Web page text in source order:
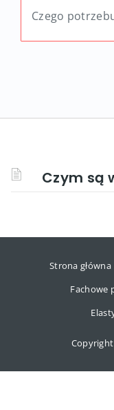
Czym są
Strona główna
Fachowe